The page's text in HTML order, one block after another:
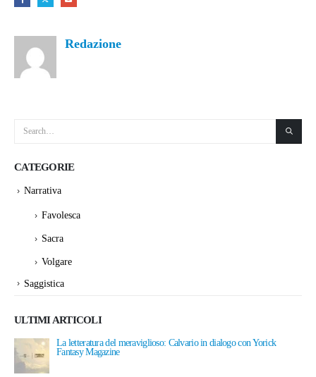
Redazione
CATEGORIE
Narrativa
Favolesca
Sacra
Volgare
Saggistica
ULTIMI ARTICOLI
La letteratura del meraviglioso: Calvario in dialogo con Yorick
Fantasy Magazine